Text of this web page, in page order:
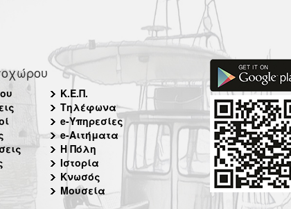
Κ.Ε.Π.
Τηλέφωνα
e-Υπηρεσίες
e-Αιτήματα
Η Πόλη
Ιστορία
Κνωσός
Μουσεία